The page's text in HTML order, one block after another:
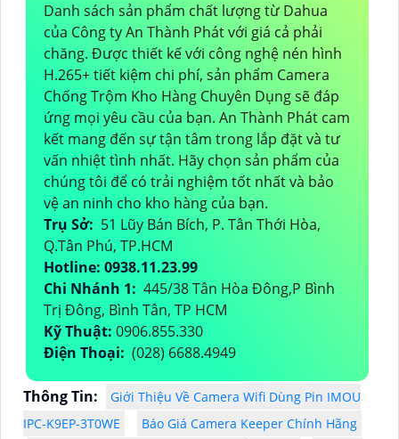
Danh sách sản phẩm chất lượng từ Dahua
của Công ty An Thành Phát với giá cả phải
chăng. Được thiết kế với công nghệ nén hình
H.265+ tiết kiệm chi phí, sản phẩm Camera
Chống Trộm Kho Hàng Chuyên Dụng sẽ đáp
ứng mọi yêu cầu của bạn. An Thành Phát cam
kết mang đến sự tận tâm trong lắp đặt và tư
vấn nhiệt tình nhất. Hãy chọn sản phẩm của
chúng tôi để có trải nghiệm tốt nhất và bảo
vệ an ninh cho kho hàng của bạn.
Trụ Sở: 51 Lũy Bán Bích, P. Tân Thới Hòa,
Q.Tân Phú, TP.HCM
Hotline: 0938.11.23.99
Chi Nhánh 1: 445/38 Tân Hòa Đông,P Bình
Trị Đông, Bình Tân, TP HCM
Kỹ Thuật: 0906.855.330
Điện Thoại: (028) 6688.4949
Thông Tin:
Giới Thiệu Về Camera Wifi Dùng Pin IMOU
IPC-K9EP-3T0WE
Báo Giá Camera Keeper Chính Hãng